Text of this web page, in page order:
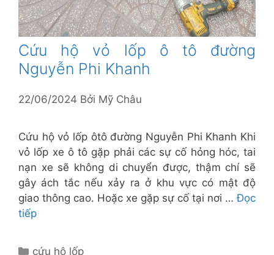
Cứu hộ vỏ lốp ô tô đường
Nguyễn Phi Khanh
22/06/2024 Bởi Mỹ Châu
Cứu hộ vỏ lốp ôtô đường Nguyễn Phi Khanh Khi
vỏ lốp xe ô tô gặp phải các sự cố hỏng hóc, tai
nạn xe sẽ không di chuyển được, thậm chí sẽ
gây ách tắc nếu xảy ra ở khu vực có mật độ
giao thông cao. Hoặc xe gặp sự cố tại nơi …Đọc
tiếp
Danh
cứu hộ lốp